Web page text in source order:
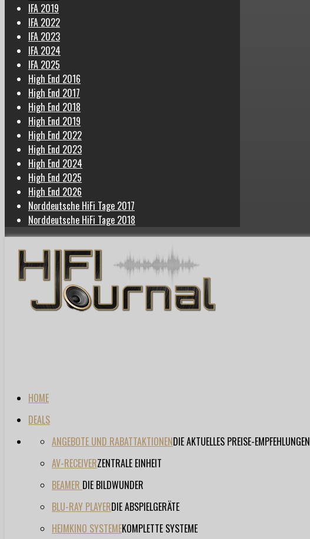
IFA 2019
IFA 2022
IFA 2023
IFA 2024
IFA 2025
High End 2016
High End 2017
High End 2018
High End 2019
High End 2022
High End 2023
High End 2024
High End 2025
High End 2026
Norddeutsche HiFi Tage 2017
Norddeutsche HiFi Tage 2018
HOME
DEALS
ANGEBOTE UND RABATTAKTIONENDIE AKTUELLES PREISE-EMPFEHLUNGEN
AV-RECEIVERZENTRALE EINHEIT
BEAMER DIE BILDWUNDER
BLU-RAY PLAYERDIE ABSPIELGERÄTE
HEIMKINO SYSTEMEKOMPLETTE SYSTEME